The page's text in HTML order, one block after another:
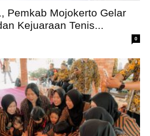
Pemkab Mojokerto Gelar
Kejuaraan Tenis...
0